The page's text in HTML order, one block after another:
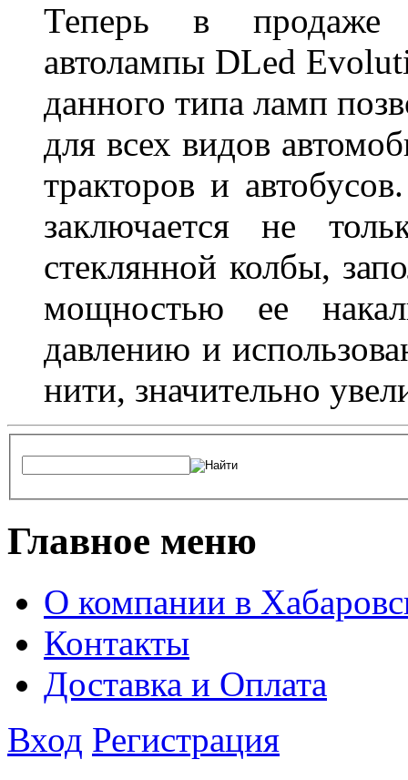
Теперь в продаже
автолампы DLed
данного типа ламп
для всех видов
тракторов и
заключается не
стеклянной колбы,
мощностью ее
давлению и
нити, значительно
Главное меню
О компании в
Контакты
Доставка и Оплата
Вход Регистрация